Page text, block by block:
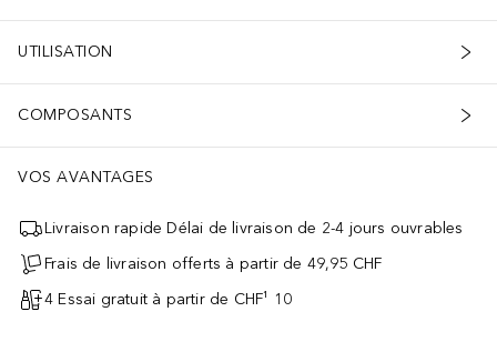
UTILISATION
COMPOSANTS
VOS AVANTAGES
Livraison rapide Délai de livraison de 2-4 jours ouvrables
Frais de livraison offerts à partir de 49,95 CHF
4 Essai gratuit à partir de CHF¹ 10